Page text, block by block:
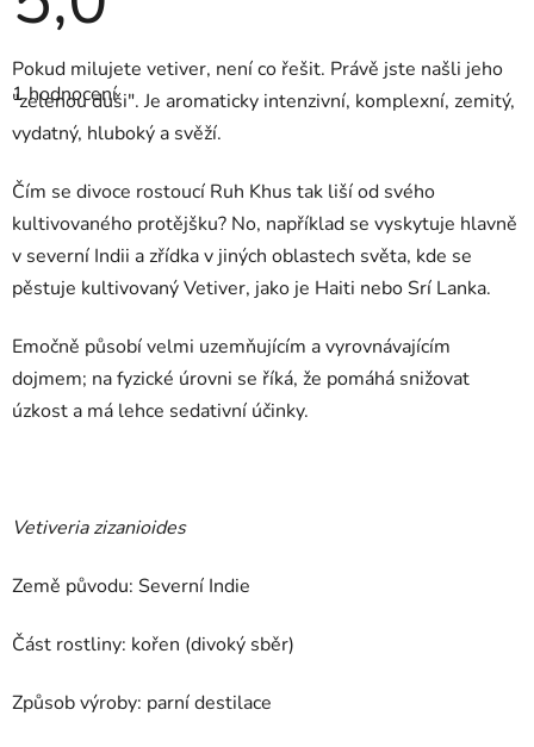
Průměrné
hodnocení
produktu
5,0
5
hvězdiček.
1 hodnocení
Pokud milujete vetiver, není co řešit. Právě jste našli jeho
"zelenou duši". Je aromaticky intenzivní, komplexní, zemitý,
vydatný, hluboký a svěží.
Čím se divoce rostoucí Ruh Khus tak liší od svého
kultivovaného protějšku? No, například se vyskytuje hlavně
v severní Indii a zřídka v jiných oblastech světa, kde se
pěstuje kultivovaný Vetiver, jako je Haiti nebo Srí Lanka.
Emočně působí velmi uzemňujícím a vyrovnávajícím
dojmem; na fyzické úrovni se říká, že pomáhá snižovat
úzkost a má lehce sedativní účinky.
Vetiveria zizanioides
Země původu: Severní Indie
Část rostliny: kořen (divoký sběr)
Způsob výroby: parní destilace